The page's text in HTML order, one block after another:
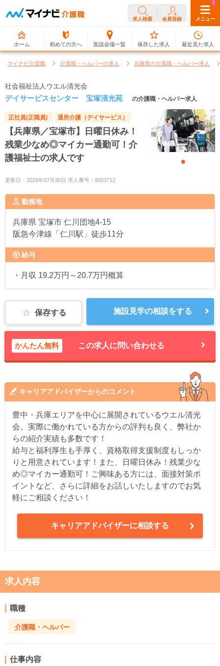
求人検索 会員登録 メニュー
ホーム 初めての方へ 面談会場一覧
0
保存した求人
1
最近見た求人
マイナビ介護職 介護職・ヘルパーの求人 兵庫県の介護職・ヘルパー求人
社会福祉法人ウエル清光会
デイサービスセンター 宝塚清光苑 の介護職・ヘルパー求人
正社員(正職員) 通所介護（デイサービス）
【兵庫県／宝塚市】日曜日休み！
残業少なめ◎マイカー通勤可！介
護福祉士の求人です
更新日：2026年07月30日 求人番号：9003712
勤務地
兵庫県 宝塚市 仁川団地4-15
阪急今津線「仁川駅」徒歩11分
給与
・月収 19.2万円～20.7万円概算
保存する 施設見学の相談をする
かんたん無料 この求人に問い合わせる
キャリアアドバイザーからのコメント
豊中・兵庫エリアを中心に展開されているウエル清光
会。実際に働かれている方からの評判も良く、弊社か
らの紹介実績も多数です！
給与と福利厚生も手厚く、資格取得支援制度もしっか
りと用意されています！また、日曜日休み！残業少な
め◎マイカー通勤可！ご興味ある方には、面接対策ポ
イントなど、さらに詳細をお話しいたしますのでお気
軽にご相談ください！
キャリアアドバイザーに相談する
求人内容
職種
介護職・ヘルパー
仕事内容